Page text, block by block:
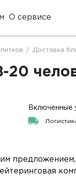
О сервисе
/ Доставка
20
Включенные